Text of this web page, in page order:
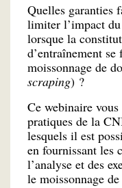
Quelles garanties
limiter l’impact
lorsque la
d’entraînement
moissonnage de
scraping) ?
Ce webinaire
pratiques de la
lesquels il est
en fournissant les
l’analyse et des
le moissonnage